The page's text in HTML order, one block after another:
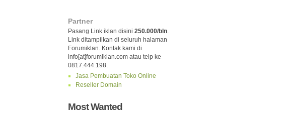
Partner
Pasang Link iklan disini 250.000/bln.
Link ditampilkan di seluruh halaman
Forumiklan. Kontak kami di
info[at]forumiklan.com atau telp ke
0817.444.198.
Jasa Pembuatan Toko Online
Reseller Domain
Most Wanted